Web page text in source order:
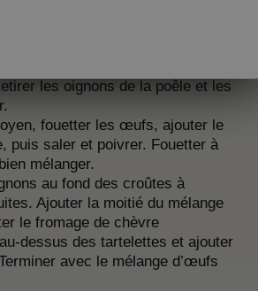
les oignons de la poêle et les
fouetter les œufs, ajouter le
puis saler et poivrer. Fouetter à
mélanger.
au fond des croûtes à
Ajouter la moitié du mélange
le fromage de chèvre
dessus des tartelettes et ajouter
avec le mélange d’œufs